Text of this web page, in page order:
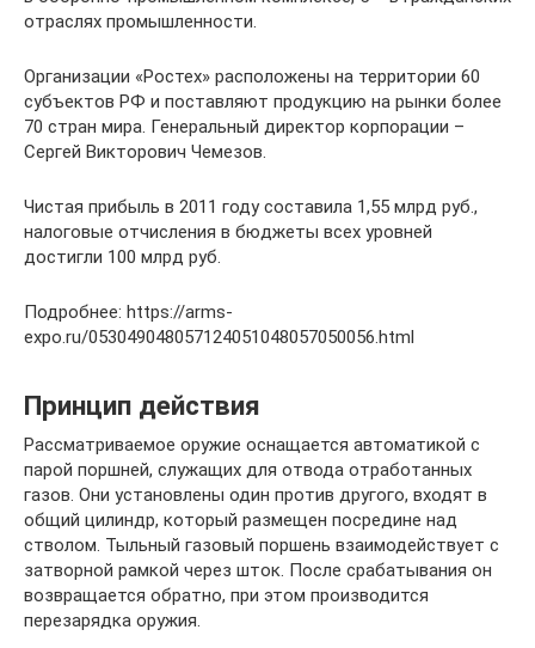
отраслях промышленности.
Организации «Ростех» расположены на территории 60
субъектов РФ и поставляют продукцию на рынки более
70 стран мира. Генеральный директор корпорации –
Сергей Викторович Чемезов.
Чистая прибыль в 2011 году составила 1,55 млрд руб.,
налоговые отчисления в бюджеты всех уровней
достигли 100 млрд руб.
Подробнее: https://arms-
expo.ru/053049048057124051048057050056.html
Принцип действия
Рассматриваемое оружие оснащается автоматикой с
парой поршней, служащих для отвода отработанных
газов. Они установлены один против другого, входят в
общий цилиндр, который размещен посредине над
стволом. Тыльный газовый поршень взаимодействует с
затворной рамкой через шток. После срабатывания он
возвращается обратно, при этом производится
перезарядка оружия.